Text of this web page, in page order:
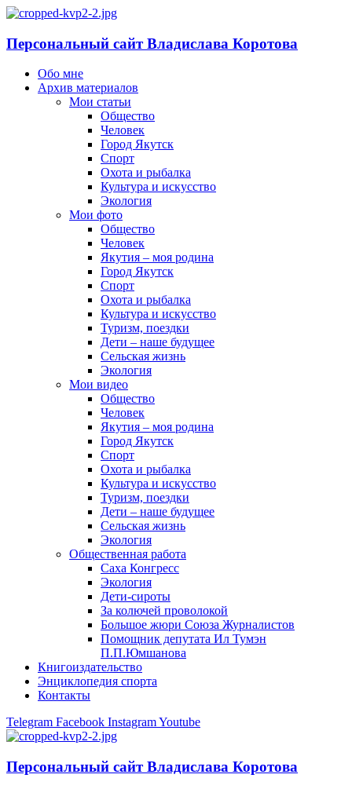
Персональный сайт Владислава Коротова
Обо мне
Архив материалов
Мои статьи
Общество
Человек
Город Якутск
Спорт
Охота и рыбалка
Культура и искусство
Экология
Мои фото
Общество
Человек
Якутия – моя родина
Город Якутск
Спорт
Охота и рыбалка
Культура и искусство
Туризм, поездки
Дети – наше будущее
Сельская жизнь
Экология
Мои видео
Общество
Человек
Якутия – моя родина
Город Якутск
Спорт
Охота и рыбалка
Культура и искусство
Туризм, поездки
Дети – наше будущее
Сельская жизнь
Экология
Общественная работа
Саха Конгресс
Экология
Дети-сироты
За колючей проволокой
Большое жюри Союза Журналистов
Помощник депутата Ил Тумэн
П.П.Юмшанова
Книгоиздательство
Энциклопедия спорта
Контакты
Telegram Facebook InstagramYoutube
Персональный сайт Владислава Коротова